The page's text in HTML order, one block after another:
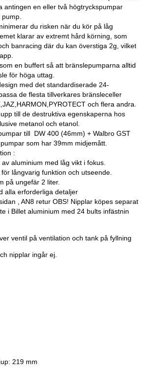
antingen en eller två högtryckspumpar
pump.
du risken när du kör på låg
klarar av extremt hård körning, som
banracing där du kan överstiga 2g, vilket
en buffert så att bränslepumparna alltid
för höga uttag.
med det standardiserade 24-
de flesta tillverkares bränsleceller
och flera andra.
till de destruktiva egenskaperna hos
metanol och etanol.
till DW 400 (46mm) + Walbro GST
som har 39mm midjemått.
:
aluminium med låg vikt i fokus.
långvarig funktion och utseende.
ungefär 2 liter.
erforderliga detaljer
, AN8 retur OBS! Nipplar köpes separat
Billet aluminium med 24 bults infästnin
ventil på ventilation och tank på fyllning
nipplar ingår ej.
219 mm